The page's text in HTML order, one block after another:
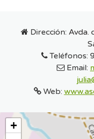
Dirección: Avda.
Teléfonos:
Email:
Web:
+